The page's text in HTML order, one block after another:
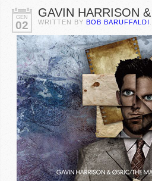
GEN
02
GAVIN HARRISON
WRITTEN BY BOB BARUFFALDI